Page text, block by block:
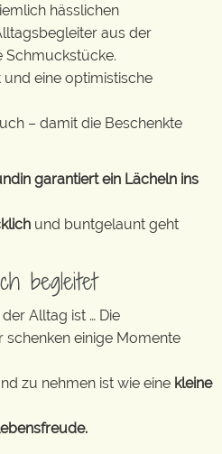
hässlichen
aus der
Schmuckstücke.
und eine optimistische
– damit die Beschenkte
garantiert ein Lächeln ins
und buntgelaunt geht
begleitet
Alltag ist … Die
schenken einige Momente
zu nehmen ist wie eine kleine